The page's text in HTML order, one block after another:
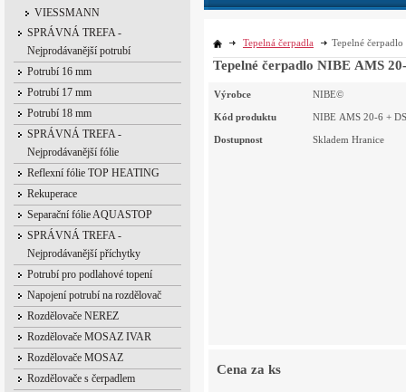
VIESSMANN
SPRÁVNÁ TREFA -
Nejprodávanější potrubí
Potrubí 16 mm
Potrubí 17 mm
Potrubí 18 mm
SPRÁVNÁ TREFA -
Nejprodávanější fólie
Reflexní fólie TOP HEATING
Rekuperace
Separační fólie AQUASTOP
SPRÁVNÁ TREFA -
Nejprodávanější příchytky
Potrubí pro podlahové topení
Napojení potrubí na rozdělovač
Rozdělovače NEREZ
Rozdělovače MOSAZ IVAR
Rozdělovače MOSAZ
Rozdělovače s čerpadlem
Tepelná čerpadla Tepelné
Tepelné čerpadlo NIBE AMS
Výrobce NIBE©
Kód produktu NIBE AMS 20-6 +
Dostupnost Skladem Hranice
Cena za ks